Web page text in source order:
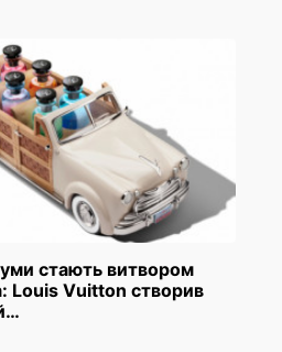
стають витвором
Louis Vuitton створив